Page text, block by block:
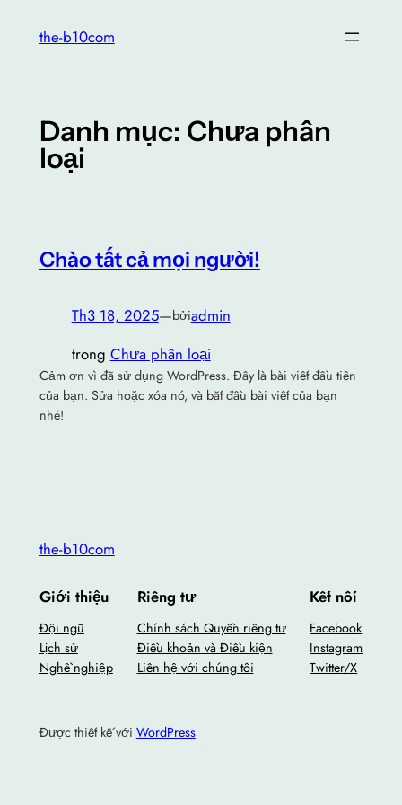
the-b10com
Danh mục: Chưa phân
loại
Chào tất cả mọi người!
Th3 18, 2025—bởiadmin
trong Chưa phân loại
Cảm ơn vì đã sử dụng WordPress. Đây là bài viết đầu tiên
của bạn. Sửa hoặc xóa nó, và bắt đầu bài viết của bạn
nhé!
the-b10com
Giới thiệu
Đội ngũ
Lịch sử
Nghề nghiệp
Riêng tư
Chính sách Quyền riêng tư
Điều khoản và Điều kiện
Liên hệ với chúng tôi
Kết nối
Facebook
Instagram
Twitter/X
Được thiết kế với WordPress